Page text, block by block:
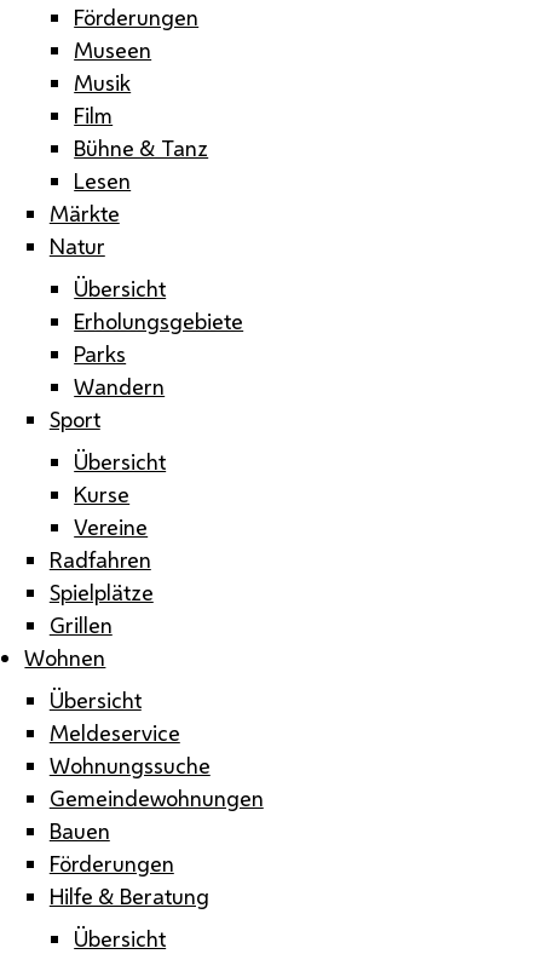
Förderungen
Museen
Musik
Film
Bühne & Tanz
Lesen
Märkte
Natur
Übersicht
Erholungsgebiete
Parks
Wandern
Sport
Übersicht
Kurse
Vereine
Radfahren
Spielplätze
Grillen
Wohnen
Übersicht
Meldeservice
Wohnungssuche
Gemeindewohnungen
Bauen
Förderungen
Hilfe & Beratung
Übersicht